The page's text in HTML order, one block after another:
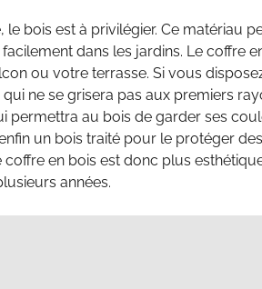
le bois est à privilégier. Ce matériau
facilement dans les jardins. Le coffre
ou votre terrasse. Si vous
ne se grisera pas aux premiers
permettra au bois de garder ses
un bois traité pour le protéger
coffre en bois est donc plus
années.